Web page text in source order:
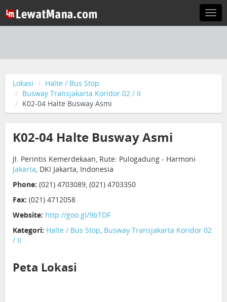
Lokasi
Halte / Bus Stop
Busway Transjakarta Koridor 02 / II
K02-04 Halte Busway Asmi
K02-04 Halte Busway Asmi
Jl. Perintis Kemerdekaan, Rute: Pulogadung - Harmoni
Jakarta, DKI Jakarta, Indonesia
Phone: (021) 4703089, (021) 4703350
Fax: (021) 4712058
Website: http://goo.gl/9bTDF
Kategori: Halte / Bus Stop, Busway Transjakarta Koridor 02
/ II
Peta Lokasi